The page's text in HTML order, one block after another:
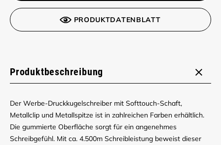
PRODUKTDATENBLATT
Produktbeschreibung
Der Werbe-Druckkugelschreiber mit Softtouch-Schaft,
Metallclip und Metallspitze ist in zahlreichen Farben erhältlich.
Die gummierte Oberfläche sorgt für ein angenehmes
Schreibgefühl. Mit ca. 4.500m Schreibleistung beweist dieser